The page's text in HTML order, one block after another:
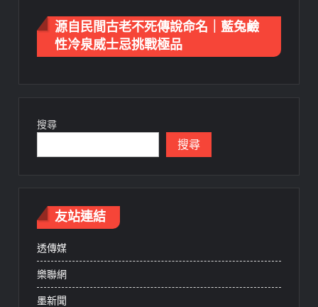
源自民間古老不死傳說命名｜藍兔鹼
性冷泉威士忌挑戰極品
搜尋
搜尋
友站連結
透傳媒
樂聯網
墨新聞